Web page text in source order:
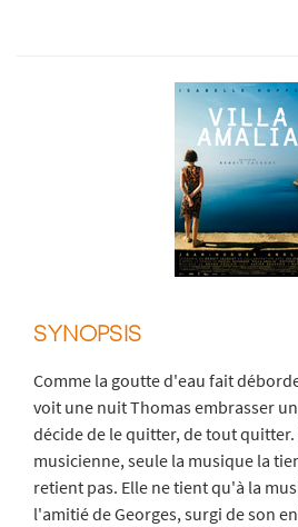
SYNOPSIS
Comme la goutte d'eau fait
voit une nuit Thomas embrasser
décide de le quitter, de tout quitter.
musicienne, seule la musique la
retient pas. Elle ne tient qu'à la
l'amitié de Georges, surgi de son